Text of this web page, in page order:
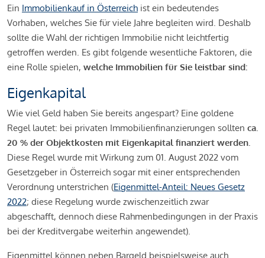
Ein Immobilienkauf in Österreich ist ein bedeutendes
Vorhaben, welches Sie für viele Jahre begleiten wird. Deshalb
sollte die Wahl der richtigen Immobilie nicht leichtfertig
getroffen werden. Es gibt folgende wesentliche Faktoren, die
eine Rolle spielen, welche Immobilien für Sie leistbar sind:
Eigenkapital
Wie viel Geld haben Sie bereits angespart? Eine goldene
Regel lautet: bei privaten Immobilienfinanzierungen sollten ca.
20 % der Objektkosten mit Eigenkapital finanziert werden.
Diese Regel wurde mit Wirkung zum 01. August 2022 vom
Gesetzgeber in Österreich sogar mit einer entsprechenden
Verordnung unterstrichen (Eigenmittel-Anteil: Neues Gesetz
2022; diese Regelung wurde zwischenzeitlich zwar
abgeschafft, dennoch diese Rahmenbedingungen in der Praxis
bei der Kreditvergabe weiterhin angewendet).
Eigenmittel können neben Bargeld beispielsweise auch